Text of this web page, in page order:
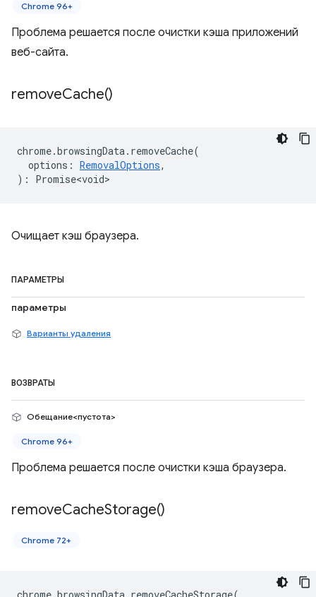
Chrome 96+
Проблема решается после очистки кэша приложений
веб-сайта.
removeCache()
chrome.browsingData. removeCache(
options : RemovalOptions,
) : Promise<void>
Очищает кэш браузера.
ПАРАМЕТРЫ
параметры
Варианты удаления
ВОЗВРАТЫ
Обещание<пустота>
Chrome 96+
Проблема решается после очистки кэша браузера.
removeCacheStorage()
Chrome 72+